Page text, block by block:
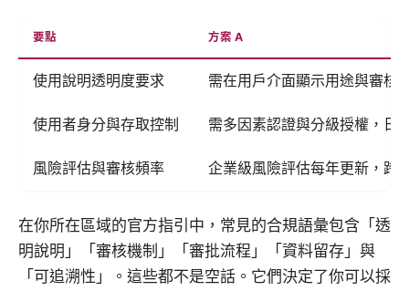
要點 方案 A
使用說明透明度要求 需在用戶介面顯示用途與審核
使用者身分與存取控制 需多因素認證與分級授權，日
風險評估與審核頻率 企業級風險評估每年更新，跨
在你所在區域的官方指引中，常見的合規語彙包含「透
明說明」「審核機制」「審批流程」「資料留存」與
「可追溯性」。這些都不是空話。它們決定了你可以採